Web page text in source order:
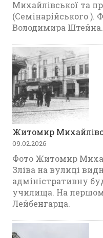
Михайлівської та
(Семінарійського ).
Володимира Штейна.
Житомир
09.02.2026
Фото Житомир
Зліва на вулиці
адміністративну
училища. На
Лейбенгарца.